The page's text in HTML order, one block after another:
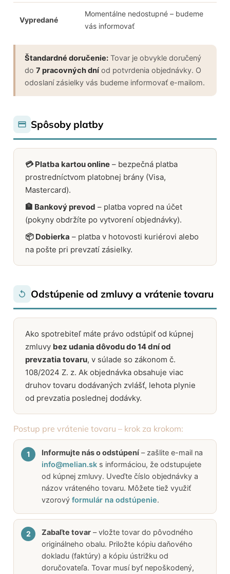
Vypredané
Momentálne nedostupné – budeme
vás informovať
Štandardné doručenie: Tovar je obvykle doručený
do 7 pracovných dní od potvrdenia objednávky. O
odoslaní zásielky vás budeme informovať e-mailom.
Spôsoby platby
💳 Platba kartou online – bezpečná platba
prostredníctvom platobnej brány (Visa,
Mastercard).
🏦 Bankový prevod – platba vopred na účet
(pokyny obdržíte po vytvorení objednávky).
📦 Dobierka – platba v hotovosti kuriérovi alebo
na pošte pri prevzatí zásielky.
Odstúpenie od zmluvy a vrátenie tovaru
Ako spotrebiteľ máte právo odstúpiť od kúpnej
zmluvy bez udania dôvodu do 14 dní od
prevzatia tovaru, v súlade so zákonom č.
108/2024 Z. z. Ak objednávka obsahuje viac
druhov tovaru dodávaných zvlášť, lehota plynie
od prevzatia poslednej dodávky.
Postup pre vrátenie tovaru – krok za krokom:
Informujte nás o odstúpení – zašlite e-mail na
info@melian.sk s informáciou, že odstupujete
od kúpnej zmluvy. Uveďte číslo objednávky a
názov vráteného tovaru. Môžete tiež využiť
vzorový formulár na odstúpenie.
Zabaľte tovar – vložte tovar do pôvodného
originálneho obalu. Priložte kópiu daňového
dokladu (faktúry) a kópiu ústrižku od
doručovateľa. Tovar musí byť nepoškodený,